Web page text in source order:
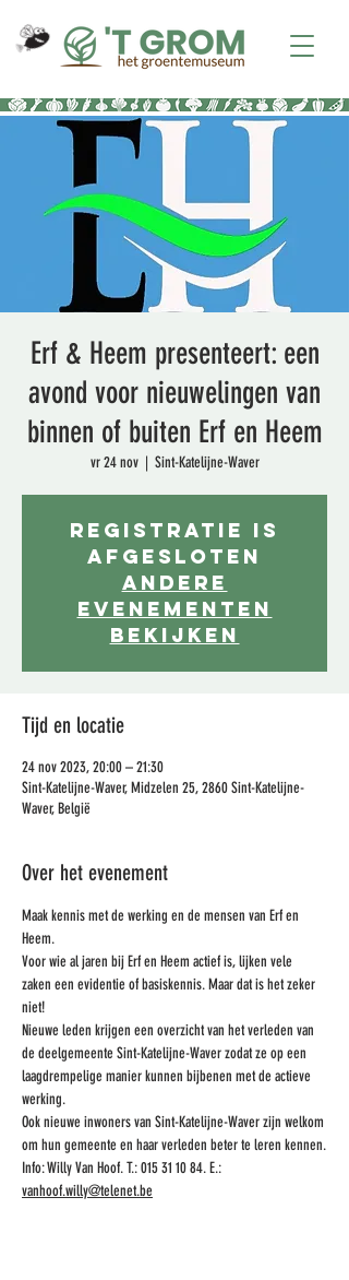
Erf & Heem presenteert: een
avond voor nieuwelingen van
binnen of buiten Erf en Heem
vr 24 nov
  |
Sint-Katelijne-Waver
Registratie is
afgesloten
Andere
evenementen
bekijken
Tijd en locatie
24 nov 2023, 20:00 – 21:30
Sint-Katelijne-Waver, Midzelen 25, 2860 Sint-Katelijne-
Waver, België
Over het evenement
Maak kennis met de werking en de mensen van Erf en
Heem.
Voor wie al jaren bij Erf en Heem actief is, lijken vele
zaken een evidentie of basiskennis. Maar dat is het zeker
niet!
Nieuwe leden krijgen een overzicht van het verleden van
de deelgemeente Sint-Katelijne-Waver zodat ze op een
laagdrempelige manier kunnen bijbenen met de actieve
werking.
Ook nieuwe inwoners van Sint-Katelijne-Waver zijn welkom
om hun gemeente en haar verleden beter te leren kennen.
Info: Willy Van Hoof. T.: 015 31 10 84. E.:
vanhoof.willy@telenet.be